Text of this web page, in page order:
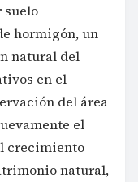
suelo
hormigón, un
natural del
en el
del área
el
crecimiento
natural,